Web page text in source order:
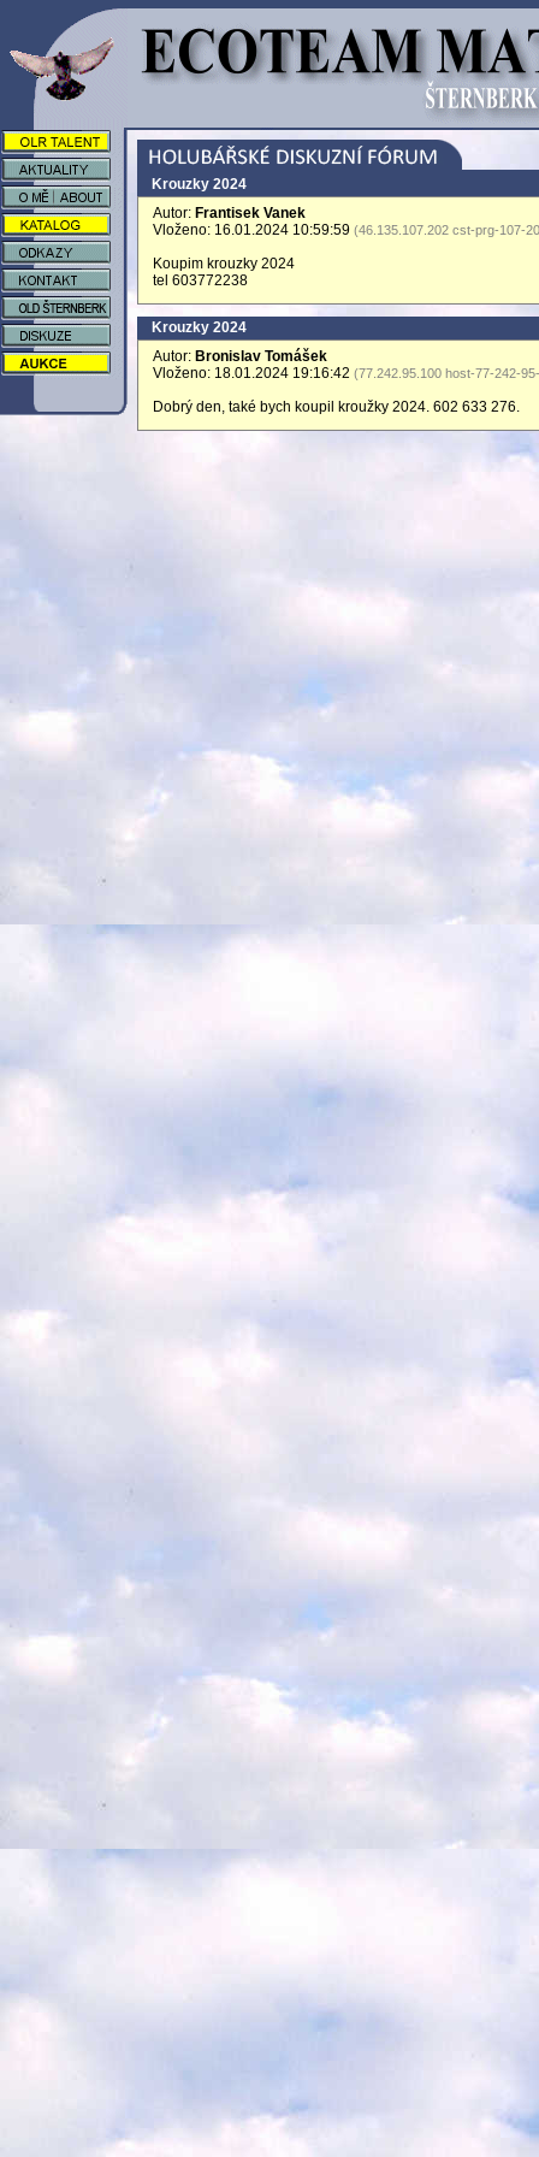
Krouzky 2024
Autor: Frantisek Vanek
Vloženo: 16.01.2024 10:59:59 (46.135.107.202 cst-prg-107-
Koupim krouzky 2024
tel 603772238
Krouzky 2024
Autor: Bronislav Tomášek
Vloženo: 18.01.2024 19:16:42 (77.242.95.100 host-77-242-
Dobrý den, také bych koupil kroužky 2024. 602 633 276.